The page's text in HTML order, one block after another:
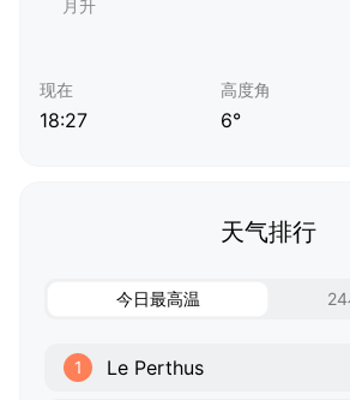
现在
18:27
高度角
6°
天气排行
今日最高温
1 Le Perthus